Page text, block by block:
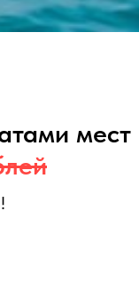
мест